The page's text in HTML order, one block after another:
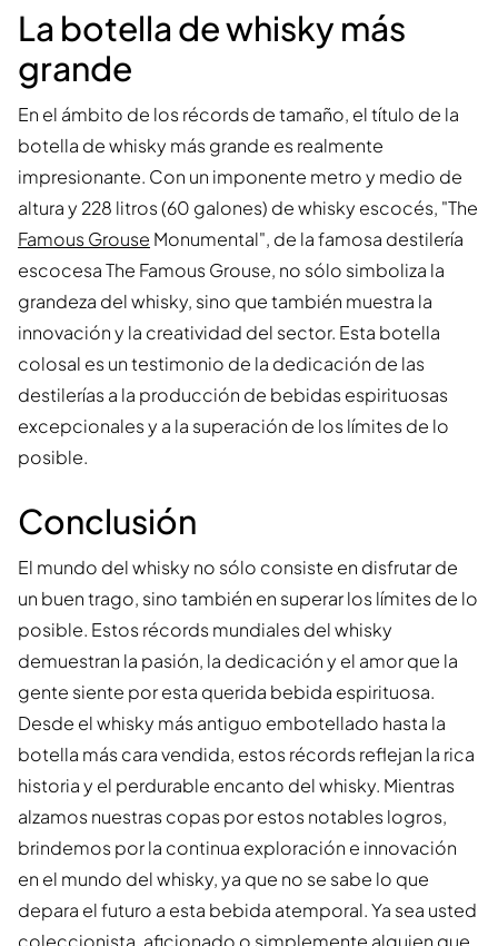
La botella de whisky más
grande
En el ámbito de los récords de tamaño, el título de la
botella de whisky más grande es realmente
impresionante. Con un imponente metro y medio de
altura y 228 litros (60 galones) de whisky escocés, "The
Famous Grouse Monumental", de la famosa destilería
escocesa The Famous Grouse, no sólo simboliza la
grandeza del whisky, sino que también muestra la
innovación y la creatividad del sector. Esta botella
colosal es un testimonio de la dedicación de las
destilerías a la producción de bebidas espirituosas
excepcionales y a la superación de los límites de lo
posible.
Conclusión
El mundo del whisky no sólo consiste en disfrutar de
un buen trago, sino también en superar los límites de lo
posible. Estos récords mundiales del whisky
demuestran la pasión, la dedicación y el amor que la
gente siente por esta querida bebida espirituosa.
Desde el whisky más antiguo embotellado hasta la
botella más cara vendida, estos récords reflejan la rica
historia y el perdurable encanto del whisky. Mientras
alzamos nuestras copas por estos notables logros,
brindemos por la continua exploración e innovación
en el mundo del whisky, ya que no se sabe lo que
depara el futuro a esta bebida atemporal. Ya sea usted
coleccionista, aficionado o simplemente alguien que